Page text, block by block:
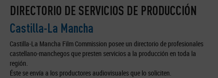
DIRECTORIO DE SERVICIOS DE PRODUCCIÓN
Castilla-La Mancha
Castilla-La Mancha Film Commission posee un directorio de profesionales
castellano-manchegos que presten servicios a la producción en toda la
región.
Éste se envía a los productores audiovisuales que lo soliciten.